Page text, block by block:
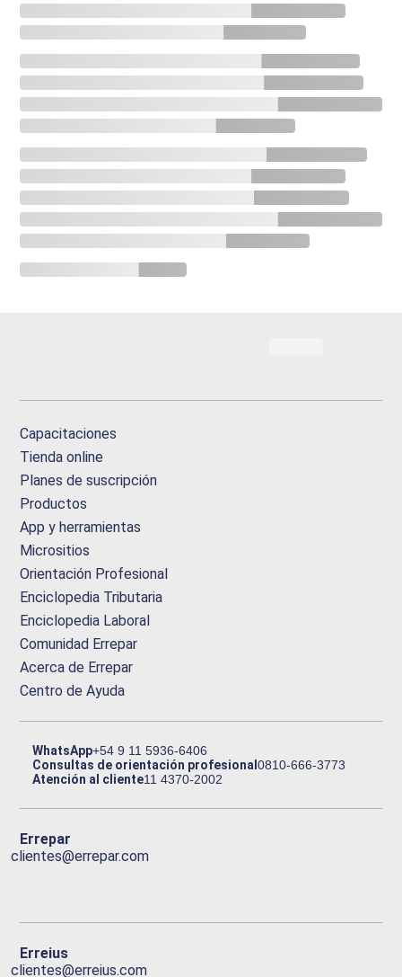
Capacitaciones
Tienda online
Planes de suscripción
Productos
App y herramientas
Micrositios
Orientación Profesional
Enciclopedia Tributaria
Enciclopedia Laboral
Comunidad Errepar
Acerca de Errepar
Centro de Ayuda
WhatsApp+54 9 11 5936-6406
Consultas de orientación profesional0810-666-3773
Atención al cliente11 4370-2002
Errepar
clientes@errepar.com
Erreius
clientes@erreius.com